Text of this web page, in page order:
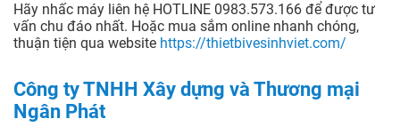
Hãy nhấc máy liên hệ HOTLINE 0983.573.166 để được tư
vấn chu đáo nhất. Hoặc mua sắm online nhanh chóng,
thuận tiện qua website https://thietbivesinhviet.com/
Công ty TNHH Xây dựng và Thương mại
Ngân Phát